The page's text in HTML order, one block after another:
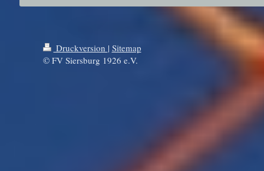
Druckversion | Sitemap
© FV Siersburg 1926 e.V.